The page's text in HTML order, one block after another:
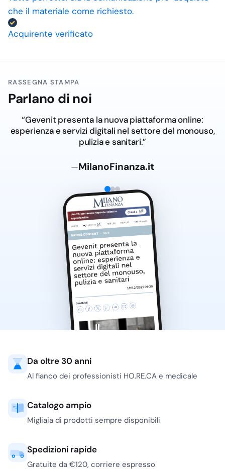
che il materiale come richiesto.
Acquirente verificato
RASSEGNA STAMPA
Parlano di noi
“Gevenit presenta la nuova piattaforma online:
esperienza e servizi digitali nel settore del monouso,
pulizia e sanitari.”
—MilanoFinanza.it
Da oltre 30 anni
Al fianco dei professionisti HO.RE.CA e medicale
Catalogo ampio
Migliaia di prodotti sempre disponibili
Spedizioni rapide
Gratuite da €120, corriere espresso